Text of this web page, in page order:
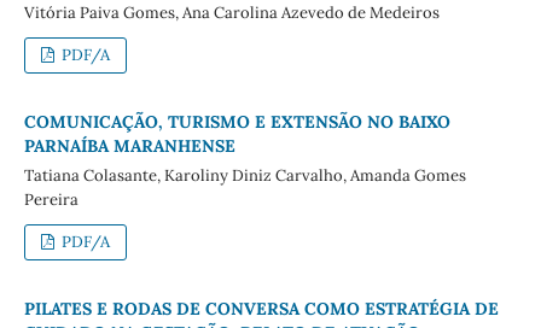
Vitória Paiva Gomes, Ana Carolina Azevedo de Medeiros
PDF/A
COMUNICAÇÃO, TURISMO E EXTENSÃO NO BAIXO
PARNAÍBA MARANHENSE
Tatiana Colasante, Karoliny Diniz Carvalho, Amanda Gomes
Pereira
PDF/A
PILATES E RODAS DE CONVERSA COMO ESTRATÉGIA DE